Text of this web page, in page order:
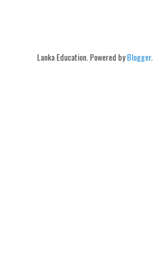
Lanka Education. Powered byBlogger.